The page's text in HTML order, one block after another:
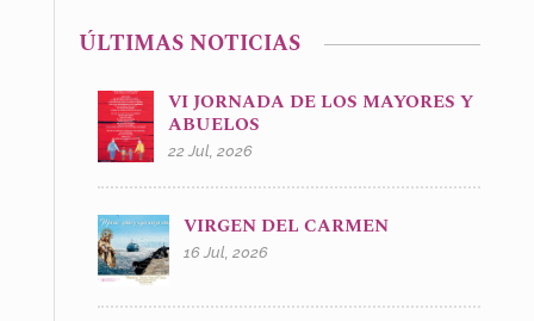
ÚLTIMAS NOTICIAS
VI JORNADA DE LOS MAYORES Y
ABUELOS
22 Jul, 2026
VIRGEN DEL CARMEN
16 Jul, 2026